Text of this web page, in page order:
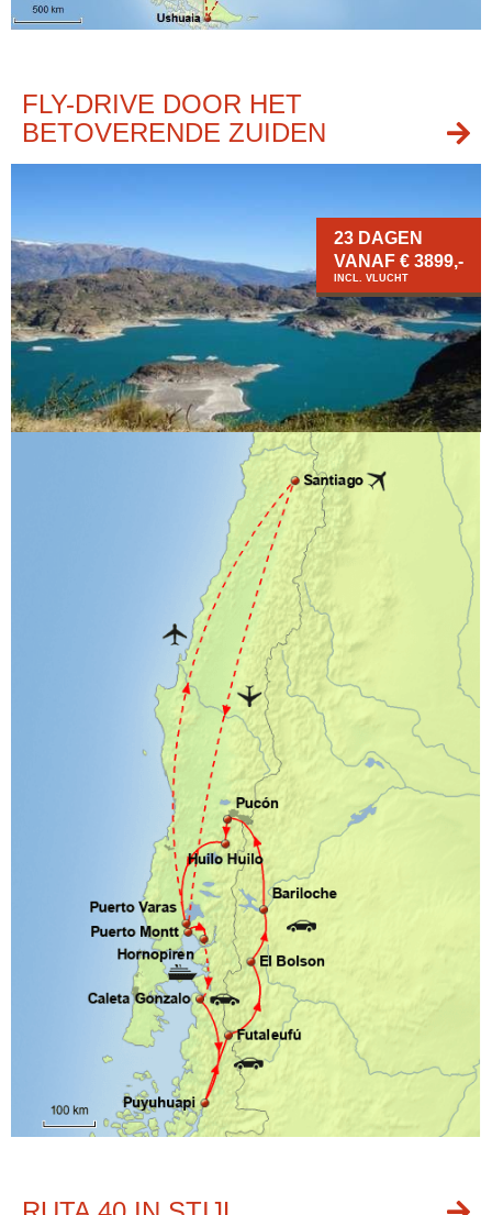
FLY-DRIVE DOOR HET
BETOVERENDE ZUIDEN
23 DAGEN
VANAF € 3899,-
INCL. VLUCHT